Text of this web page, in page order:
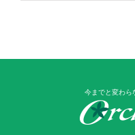
今までと変わら